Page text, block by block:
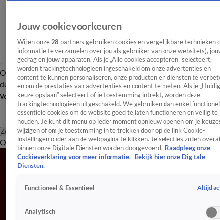
OverzichtAfleveringen Entertainment TV Algemeen
Tip
de redactieNieuwsbrief
Volg Shownieuws
Zoeken
OverzichtEntertainmentSpraakmakendRealityCrimeVideo's
Jan Smit
Jan Smit is een Nederlandse zanger en presentator, die op jonge
morgen is gekomen' en 'Leef nu het kan'. Lees hier het laatste
Artikelen over Jan Smit
Jouw cookievoorkeuren
Wij en onze 28 partners gebruiken cookies en vergelijkbare technieken
informatie te verzamelen over jou als gebruiker van onze website(s),
gedrag en jouw apparaten. Als je „Alle cookies accepteren” selecteert,
worden trackingtechnologieën ingeschakeld om onze advertenties en
content te kunnen personaliseren, onze producten en diensten te
en om de prestaties van advertenties en content te meten. Als je
keuze opslaan” selecteert of je toestemming intrekt, worden deze
trackingtechnologieën uitgeschakeld. We gebruiken dan enkel
essentiële cookies om de website goed te laten functioneren en veilig te
houden. Je kunt dit menu op ieder moment opnieuw openen om je
wijzigen of om je toestemming in te trekken door op de link Cookie-
instellingen onder aan de webpagina te klikken. Je selecties zullen overal
binnen onze Digitale Diensten worden doorgevoerd. Raadpleeg onze
Cookieverklaring voor meer informatie.
Bekijk hier onze Digitale
Diensten.
Functioneel & Essentieel Altijd
Analytisch